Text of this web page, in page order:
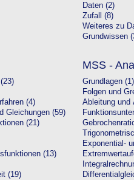
Daten (2)
Zufall (8)
Weiteres zu
Grundwissen
(4)
Gleichungen (59)
(21)
(13)
(19)
MSS -
Grundlagen (1)
Folgen und
Ableitung und
Exponential-